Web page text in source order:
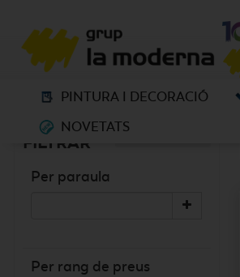
PINTURA I DECORACIÓ
NOVETATS
FILTRAR
Per paraula
Per rang de preus